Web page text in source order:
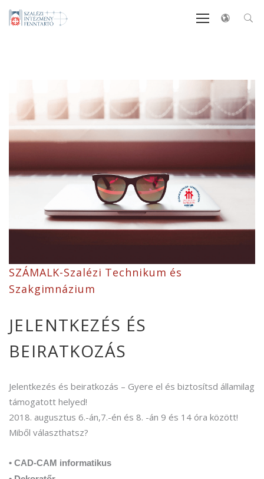
SZÁMALK-Szalézi Technikum és
Szakgimnázium
JELENTKEZÉS ÉS
BEIRATKOZÁS
Jelentkezés és beiratkozás – Gyere el és biztosítsd államilag
támogatott helyed!
2018. augusztus 6.-án,7.-én és 8. -án 9 és 14 óra között!
Miből választhatsz?
• CAD-CAM informatikus